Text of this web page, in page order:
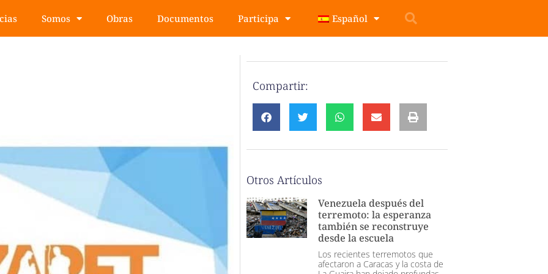
Somos Obras Documentos Participa Español
Compartir:
Otros Artículos
Venezuela después del
terremoto: la esperanza
también se reconstruye
desde la escuela
Los recientes terremotos que
afectaron a Caracas y la costa de